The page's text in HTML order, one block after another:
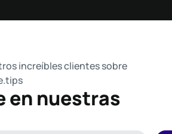
increíbles clientes sobre
en nuestras